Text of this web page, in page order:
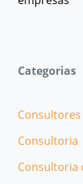
Categorias
Consultores
Consultoria
Consultoria